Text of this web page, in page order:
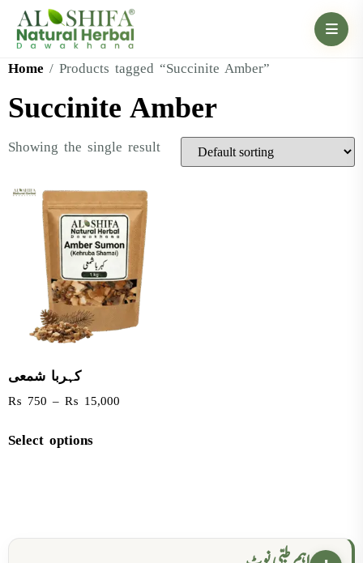
Home / Products tagged “Succinite Amber”
Succinite Amber
Showing the single result
کہربا شمعی
₨ 750 – ₨ 15,000
Select options